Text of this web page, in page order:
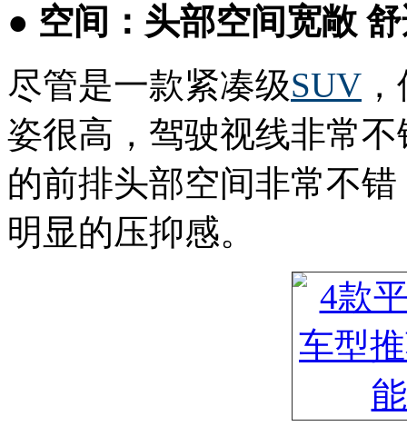
● 空间：头部空间宽敞
尽管是一款紧凑级SUV
姿很高，驾驶视线非常
的前排头部空间非常不
明显的压抑感。